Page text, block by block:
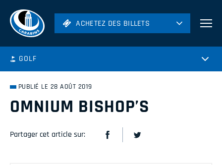
ACHETEZ DES BILLETS
ACHETEZ DES BILLETS
GOLF
PUBLIÉ LE 28 AOÛT 2019
OMNIUM BISHOP’S
Partager cet article sur: